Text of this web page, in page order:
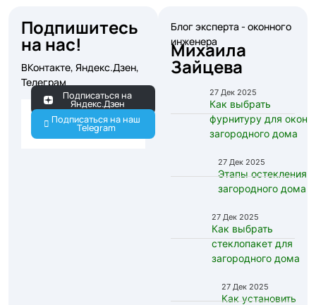
Подпишитесь
на нас!
ВКонтакте, Яндекс.Дзен,
Телеграм
Подписаться на
Яндекс.Дзен
Подписаться на наш
Telegram
Блог эксперта - оконного
инженера
Михаила
Зайцева
27 Дек 2025
Как выбрать
фурнитуру для окон
загородного дома
27 Дек 2025
Этапы остекления
загородного дома
27 Дек 2025
Как выбрать
стеклопакет для
загородного дома
27 Дек 2025
Как установить